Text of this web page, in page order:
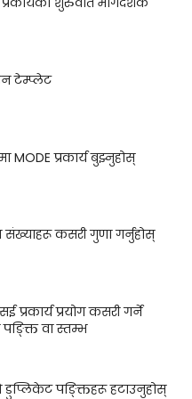
टेम्प्लेट
MODE प्रकार्य बुझ्नुहोस्
संख्याहरू कसरी गुणा गर्नुहोस्
प्रकार्य प्रयोग कसरी गर्ने
वा स्तम्भ
पङ्क्तिहरू हटाउनुहोस्